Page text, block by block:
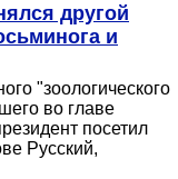
другой
и
"зоологического
во главе
посетил
Русский,